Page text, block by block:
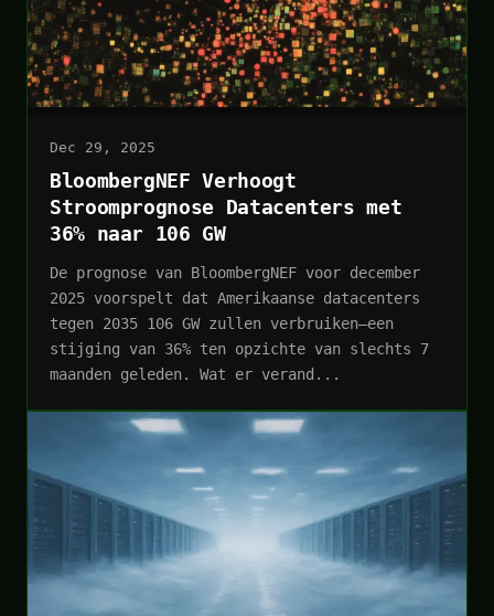
Dec 29, 2025
BloombergNEF Verhoogt
Stroomprognose Datacenters met
36% naar 106 GW
De prognose van BloombergNEF voor december
2025 voorspelt dat Amerikaanse datacenters
tegen 2035 106 GW zullen verbruiken—een
stijging van 36% ten opzichte van slechts 7
maanden geleden. Wat er verand...